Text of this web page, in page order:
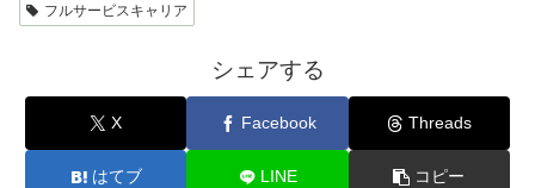
フルサービスキャリア
シェアする
X Facebook Threads
はてブ LINE コピー